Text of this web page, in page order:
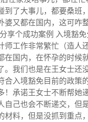
到了大事儿，都要桑班
婆又都在国内，这可咋
享个成功案例 入境豁免
师工作非常繁忙（造人
在国内，在怀孕的时候
。我们也是在王女士还
合入境豁免目前的政策
！承诺王女士不断帮她
自己也会不断递交，但
材料，但是没抓到重点